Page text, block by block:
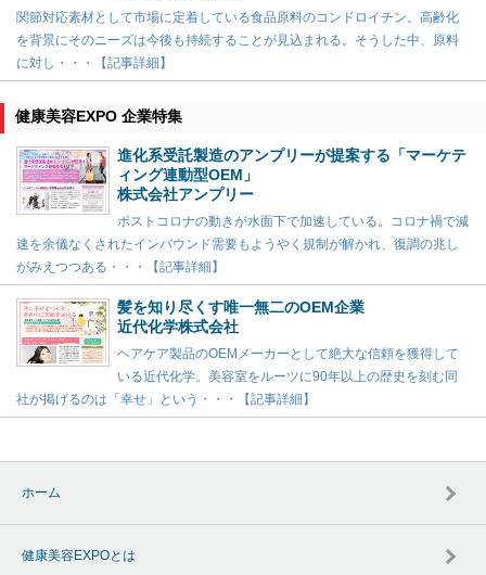
関節対応素材として市場に定着している食品原料のコンドロイチン。高齢化
を背景にそのニーズは今後も持続することが見込まれる。そうした中、原料
に対し・・・【記事詳細】
健康美容EXPO 企業特集
進化系受託製造のアンプリーが提案する「マーケテ
ィング連動型OEM」
株式会社アンプリー
ポストコロナの動きが水面下で加速している。コロナ禍で減
速を余儀なくされたインバウンド需要もようやく規制が解かれ、復調の兆し
がみえつつある・・・【記事詳細】
髪を知り尽くす唯一無二のOEM企業
近代化学株式会社
ヘアケア製品のOEMメーカーとして絶大な信頼を獲得して
いる近代化学。美容室をルーツに90年以上の歴史を刻む同
社が掲げるのは「幸せ」という・・・【記事詳細】
ホーム
健康美容EXPOとは